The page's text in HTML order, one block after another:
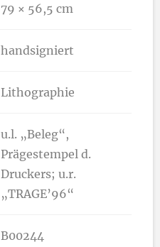
79 × 56,5 cm
handsigniert
Lithographie
u.l. „Beleg“,
Prägestempel d.
Druckers; u.r.
„TRAGE’96“
B00244